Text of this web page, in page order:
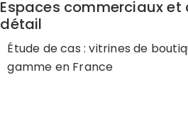
Espaces commerciaux et
détail
Étude de cas : vitrines de
gamme en France